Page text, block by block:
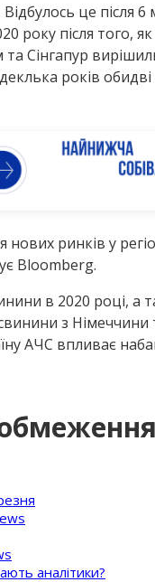
це
року після того,
та Сінгапур
років
ринків у
Bloomberg.
в 2020 році, а
з
АЧС впливає
аналітики?